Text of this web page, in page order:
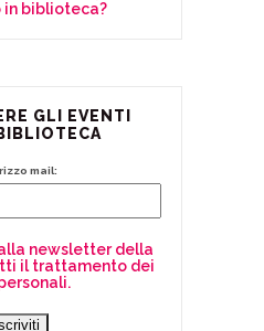
in biblioteca?
GLI EVENTI
mail:
newsletter della
il trattamento dei